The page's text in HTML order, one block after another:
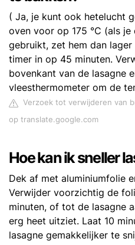
( Ja, je kunt ook hetelucht
oven voor op 175 °C (als
gebruikt, zet hem dan lager
timer in op 45 minuten.
bovenkant van de lasagne
vleesthermometer om de
Verzoek tot verwijderen van
op translate.google.com
Hoe kan ik sneller
Dek af met aluminiumfolie
Verwijder voorzichtig de
minuten, of tot de lasagne
erg heet uitziet. Laat 10
lasagne gemakkelijker te